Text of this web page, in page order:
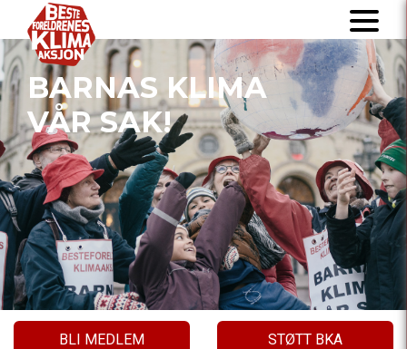
BARNAS KLIMA
VÅR SAK!
BLI MEDLEM STØTT BKA